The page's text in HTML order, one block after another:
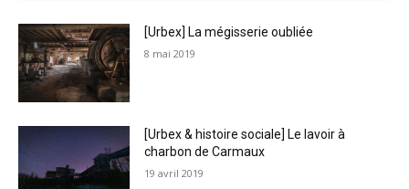
[Urbex] La mégisserie oubliée
8 mai 2019
[Urbex & histoire sociale] Le lavoir à
charbon de Carmaux
19 avril 2019